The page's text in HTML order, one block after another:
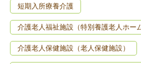
短期入所療養介護
介護老人福祉施設（特別養護老人ホーム
介護老人保健施設（老人保健施設）